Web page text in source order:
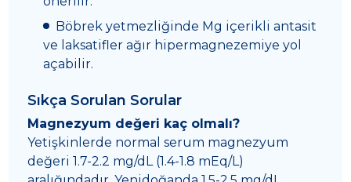
Böbrek yetmezliğinde Mg içerikli antasit
ve laksatifler ağır hipermagnezemiye yol
açabilir.
Sıkça Sorulan Sorular
Magnezyum değeri kaç olmalı?
Yetişkinlerde normal serum magnezyum
değeri 1.7-2.2 mg/dL (1.4-1.8 mEq/L)